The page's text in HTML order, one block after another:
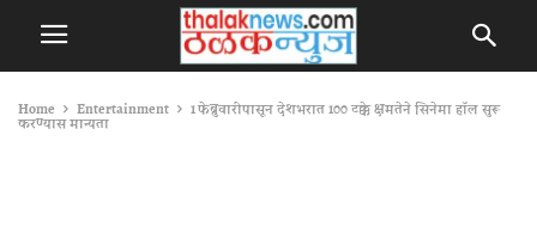
Home Entertainment 1 फेब्रुवारीपासून देशभरात 100 टक्के क्षमतेने सिनेमा हॉल सुरू
करण्यास मान्यता